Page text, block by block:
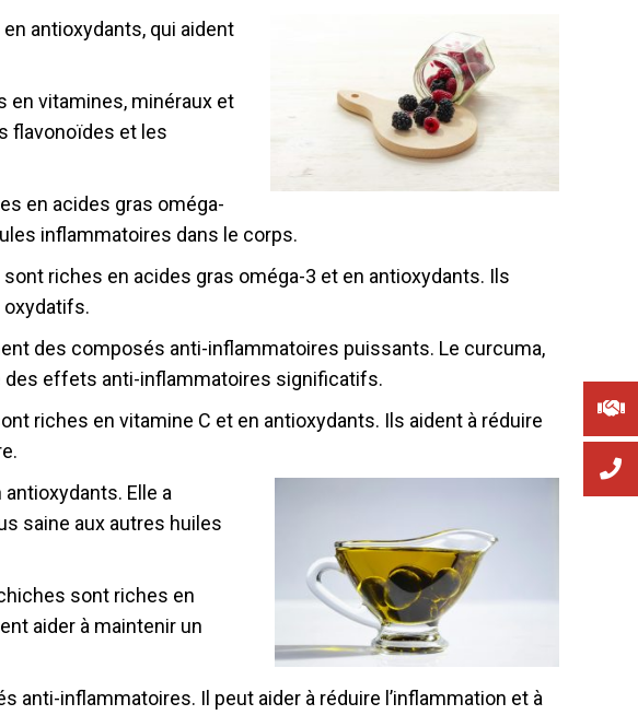
antioxydants, qui aident
en vitamines, minéraux et
flavonoïdes et les
en acides gras oméga-
inflammatoires dans le corps.
riches en acides gras oméga-3 et en antioxydants. Ils
oxydatifs.
des composés anti-inflammatoires puissants. Le curcuma,
des effets anti-inflammatoires significatifs.
riches en vitamine C et en antioxydants. Ils aident à réduire
antioxydants. Elle a
saine aux autres huiles
sont riches en
aider à maintenir un
anti-inflammatoires. Il peut aider à réduire l’inflammation et à